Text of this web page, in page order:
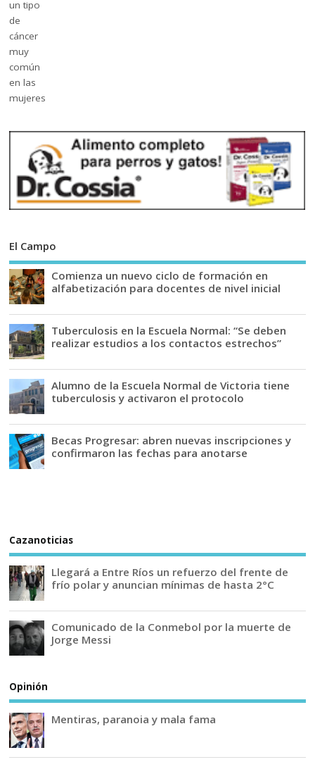
El Campo
Comienza un nuevo ciclo de formación en
alfabetización para docentes de nivel inicial
Tuberculosis en la Escuela Normal: “Se deben
realizar estudios a los contactos estrechos”
Alumno de la Escuela Normal de Victoria tiene
tuberculosis y activaron el protocolo
Becas Progresar: abren nuevas inscripciones y
confirmaron las fechas para anotarse
Cazanoticias
Llegará a Entre Ríos un refuerzo del frente de
frío polar y anuncian mínimas de hasta 2°C
Comunicado de la Conmebol por la muerte de
Jorge Messi
Opinión
Mentiras, paranoia y mala fama